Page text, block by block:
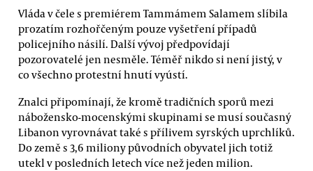
Vláda v čele s premiérem Tammámem Salamem slíbila
prozatím rozhořčeným pouze vyšetření případů
policejního násilí. Další vývoj předpovídají
pozorovatelé jen nesměle. Téměř nikdo si není jistý, v
co všechno protestní hnutí vyústí.
Znalci připomínají, že kromě tradičních sporů mezi
nábožensko-mocenskými skupinami se musí současný
Libanon vyrovnávat také s přílivem syrských uprchlíků.
Do země s 3,6 miliony původních obyvatel jich totiž
utekl v posledních letech více než jeden milion.